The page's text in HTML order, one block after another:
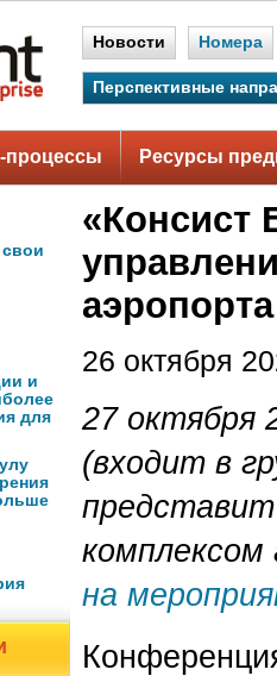
Новости Номера
Перспективные
процессы Ресурсы
свои
и
для
«Консист
26 октября
27 октября
(входит в
на